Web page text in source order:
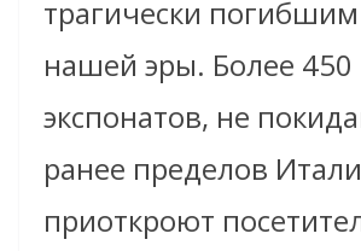
трагически погибшим
нашей эры. Более 450
экспонатов, не
ранее пределов
приоткроют